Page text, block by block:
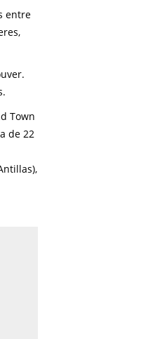
entre
Town
de 22